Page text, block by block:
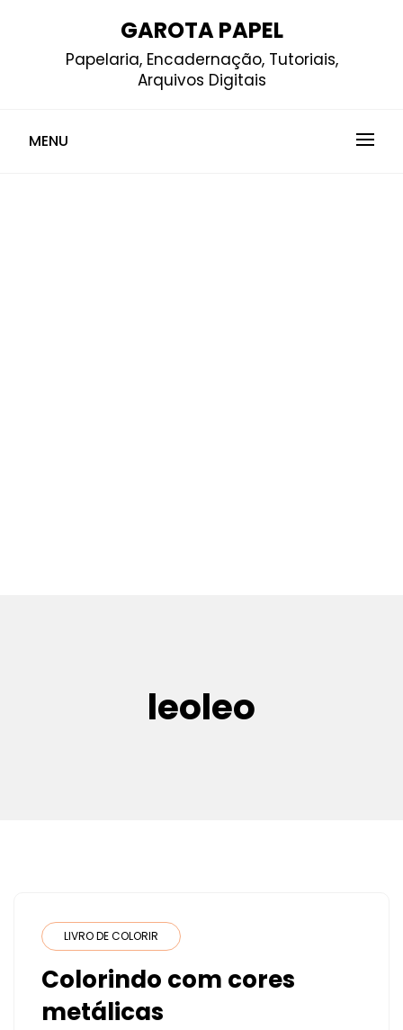
GAROTA PAPEL
Papelaria, Encadernação, Tutoriais,
Arquivos Digitais
MENU
leoleo
LIVRO DE COLORIR
Colorindo com cores
metálicas